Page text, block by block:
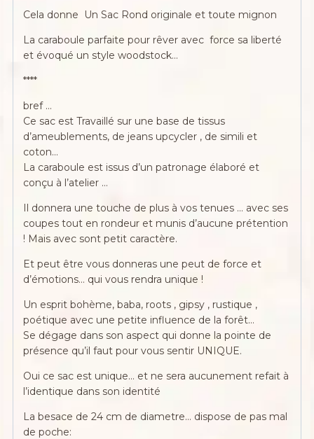
Cela donne Un Sac Rond originale et toute mignon
La caraboule parfaite pour rêver avec force sa liberté
et évoqué un style woodstock…
****
bref …
Ce sac est Travaillé sur une base de tissus
d’ameublements, de jeans upcycler , de simili et
coton…
La caraboule est issus d’un patronage élaboré et
conçu à l’atelier …
Il donnera une touche de plus à vos tenues … avec ses
coupes tout en rondeur et munis d’aucune prétention
! Mais avec sont petit caractère.
Et peut être vous donneras une peut de force et
d’émotions… qui vous rendra unique !
Un esprit bohème, baba, roots , gipsy , rustique ,
poétique avec une petite influence de la forêt…
Se dégage dans son aspect qui donne la pointe de
présence qu’il faut pour vous sentir UNIQUE.
Oui ce sac est unique… et ne sera aucunement refait à
l’identique dans son identité
La besace de 24 cm de diametre… dispose de pas mal
de poche: